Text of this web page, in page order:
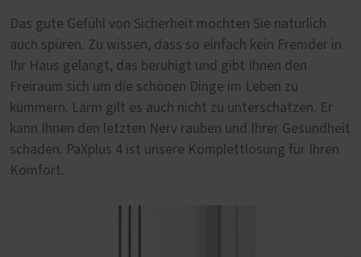
Das gute Gefühl von Sicherheit möchten Sie natürlich
auch spüren. Zu wissen, dass so einfach kein Fremder in
Ihr Haus gelangt, das beruhigt und gibt Ihnen den
Freiraum sich um die schönen Dinge im Leben zu
kümmern. Lärm gilt es auch nicht zu unterschätzen. Er
kann Ihnen den letzten Nerv rauben und Ihrer Gesundheit
schaden. PaXplus 4 ist unsere Komplettlösung für Ihren
Komfort.